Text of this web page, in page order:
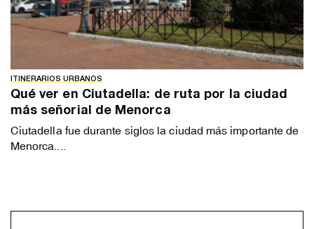
ITINERARIOS URBANOS
Qué ver en Ciutadella: de ruta por la ciudad
más señorial de Menorca
Ciutadella fue durante siglos la ciudad más importante de
Menorca....